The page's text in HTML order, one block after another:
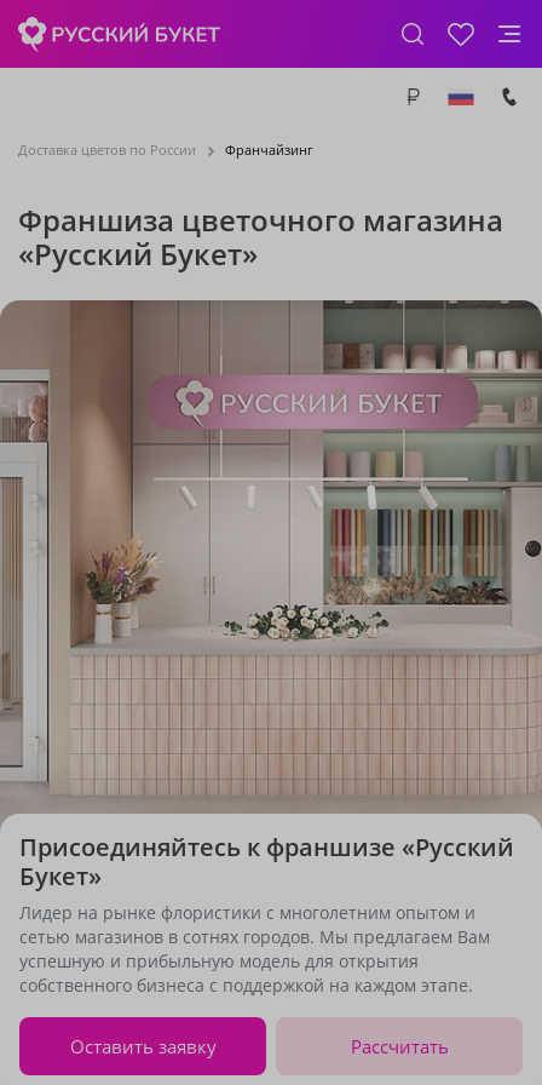
Доставка цветов по России Франчайзинг
Франшиза цветочного магазина
«Русский Букет»
Присоединяйтесь к франшизе «Русский
Букет»
Лидер на рынке флористики с многолетним опытом и
сетью магазинов в сотнях городов. Мы предлагаем Вам
успешную и прибыльную модель для открытия
собственного бизнеса с поддержкой на каждом этапе.
Оставить заявку Рассчитать